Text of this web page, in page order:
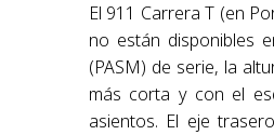
El 911 Carrera T (en
no están disponibles
(PASM) de serie, la
más corta y con el
asientos. El eje